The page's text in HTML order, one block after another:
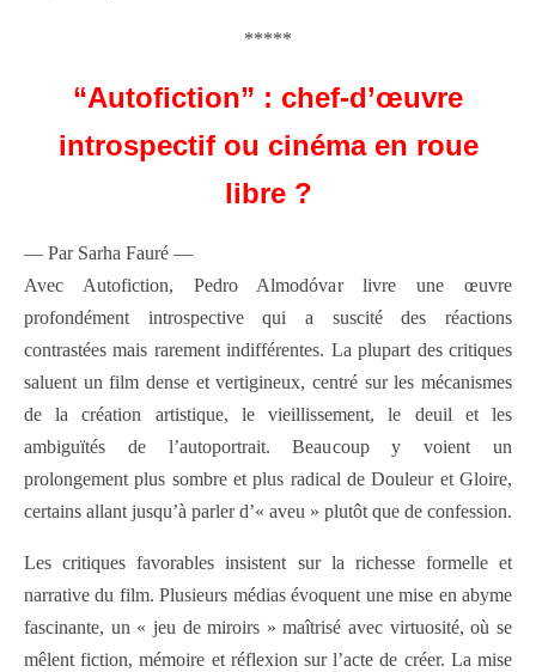
*****
“Autofiction” : chef-d’œuvre
introspectif ou cinéma en roue
libre ?
— Par Sarha Fauré —
Avec Autofiction, Pedro Almodóvar livre une œuvre
profondément introspective qui a suscité des réactions
contrastées mais rarement indifférentes. La plupart des critiques
saluent un film dense et vertigineux, centré sur les mécanismes
de la création artistique, le vieillissement, le deuil et les
ambiguïtés de l’autoportrait. Beaucoup y voient un
prolongement plus sombre et plus radical de Douleur et Gloire,
certains allant jusqu’à parler d’« aveu » plutôt que de confession.
Les critiques favorables insistent sur la richesse formelle et
narrative du film. Plusieurs médias évoquent une mise en abyme
fascinante, un « jeu de miroirs » maîtrisé avec virtuosité, où se
mêlent fiction, mémoire et réflexion sur l’acte de créer. La mise